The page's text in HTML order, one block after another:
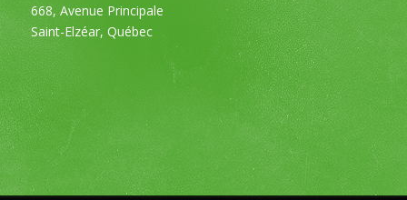
668, Avenue Principale
Saint-Elzéar, Québec